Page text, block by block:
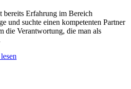
Erfahrung im Bereich
und suchte einen kompetenten Partner
die Verantwortung, die man als